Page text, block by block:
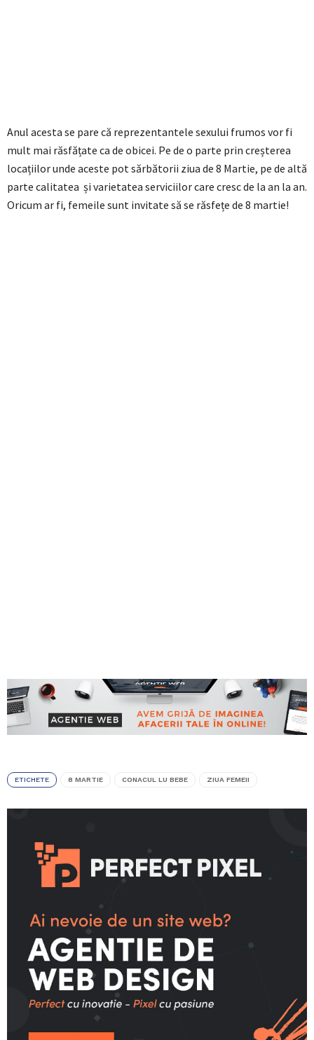
Anul acesta se pare că reprezentantele sexului frumos vor fi
mult mai răsfățate ca de obicei. Pe de o parte prin creșterea
locațiilor unde aceste pot sărbătorii ziua de 8 Martie, pe de altă
parte calitatea și varietatea serviciilor care cresc de la an la an.
Oricum ar fi, femeile sunt invitate să se răsfețe de 8 martie!
ETICHETE 8 MARTIE CONACUL LU BEBE ZIUA FEMEII